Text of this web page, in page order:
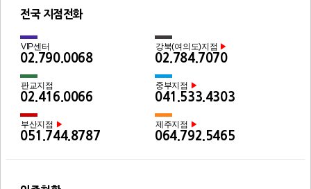
전국 지점전화
VIP센터
02.790.0068
강북(여의도)지점 ▶
02.784.7070
판교지점
02.416.0066
중부지점 ▶
041.533.4303
부산지점 ▶
051.744.8787
제주지점 ▶
064.792.5465